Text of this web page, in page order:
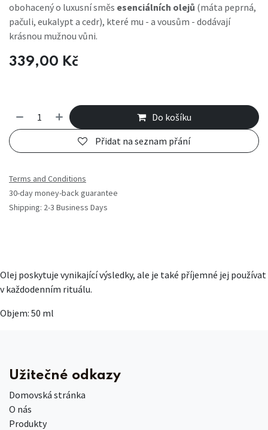
obohacený o luxusní směs esenciálních olejů (máta peprná,
pačuli, eukalypt a cedr), které mu - a vousům - dodávají
krásnou mužnou vůni.
339,00 Kč
Do košíku
Přidat na seznam přání
Terms and Conditions
30-day money-back guarantee
Shipping: 2-3 Business Days
Olej poskytuje vynikající výsledky, ale je také příjemné jej používat
v každodenním rituálu.
Objem: 50 ml
Užitečné odkazy
Domovská stránka
O nás
Produkty